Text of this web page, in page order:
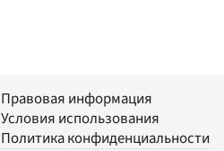
Правовая информация
Условия использования
Политика конфиденциальности